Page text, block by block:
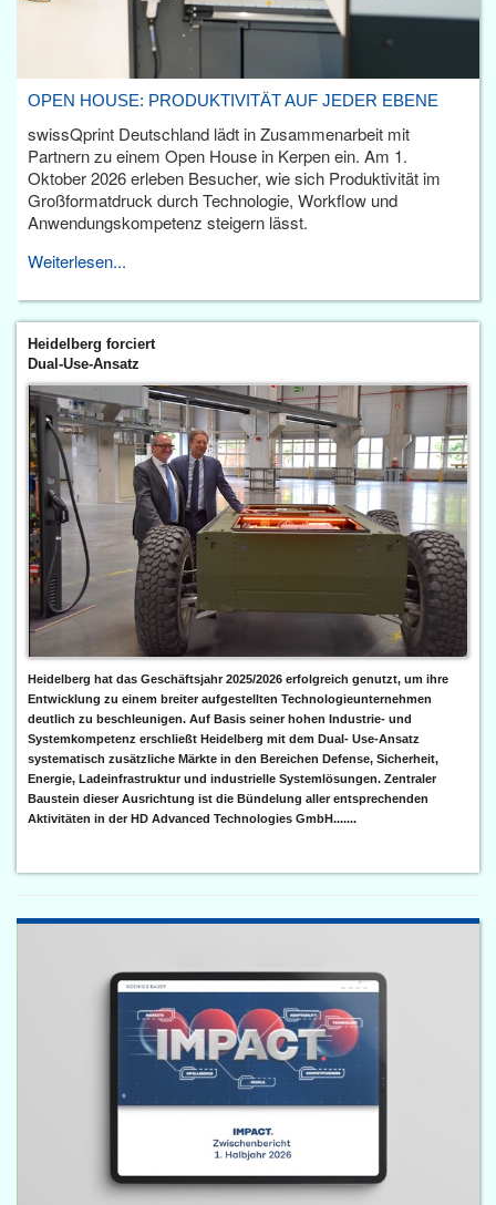
OPEN HOUSE: PRODUKTIVITÄT AUF JEDER EBENE
swissQprint Deutschland lädt in Zusammenarbeit mit
Partnern zu einem Open House in Kerpen ein. Am 1.
Oktober 2026 erleben Besucher, wie sich Produktivität im
Großformatdruck durch Technologie, Workflow und
Anwendungskompetenz steigern lässt.
Weiterlesen...
Heidelberg forciert
Dual-Use-Ansatz
Heidelberg hat das Geschäftsjahr 2025/2026 erfolgreich genutzt, um ihre
Entwicklung zu einem breiter aufgestellten Technologieunternehmen
deutlich zu beschleunigen. Auf Basis seiner hohen Industrie- und
Systemkompetenz erschließt Heidelberg mit dem Dual- Use-Ansatz
systematisch zusätzliche Märkte in den Bereichen Defense, Sicherheit,
Energie, Ladeinfrastruktur und industrielle Systemlösungen. Zentraler
Baustein dieser Ausrichtung ist die Bündelung aller entsprechenden
Aktivitäten in der HD Advanced Technologies GmbH.......